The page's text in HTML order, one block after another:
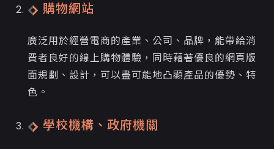
購物網站
廣泛用於經營電商的產業、公司、品牌，能帶給消
費者良好的線上購物體驗，同時藉著優良的網頁版
面規劃、設計，可以盡可能地凸顯產品的優勢、特
色。
學校機構、政府機關